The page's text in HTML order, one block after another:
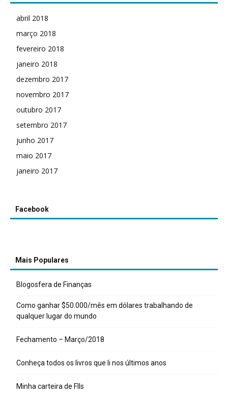
abril 2018
março 2018
fevereiro 2018
janeiro 2018
dezembro 2017
novembro 2017
outubro 2017
setembro 2017
junho 2017
maio 2017
janeiro 2017
Facebook
Mais Populares
Blogosfera de Finanças
Como ganhar $50.000/mês em dólares trabalhando de
qualquer lugar do mundo
Fechamento – Março/2018
Conheça todos os livros que li nos últimos anos
Minha carteira de FIIs